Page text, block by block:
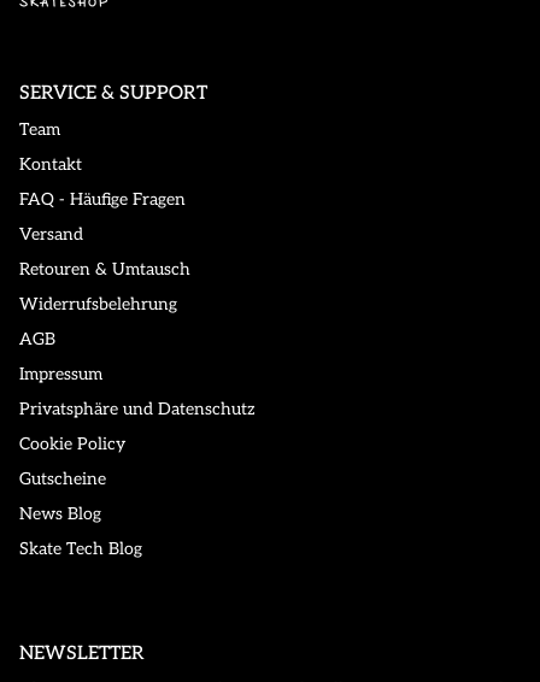
SERVICE & SUPPORT
Team
Kontakt
FAQ - Häufige Fragen
Versand
Retouren & Umtausch
Widerrufsbelehrung
AGB
Impressum
Privatsphäre und Datenschutz
Cookie Policy
Gutscheine
News Blog
Skate Tech Blog
NEWSLETTER